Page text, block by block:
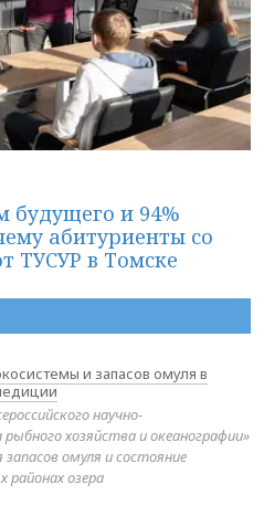
будущего и 94%
абитуриенты со
ТУСУР в Томске
и запасов омуля в
научно-
хозяйства и океанографии»
омуля и состояние
озера